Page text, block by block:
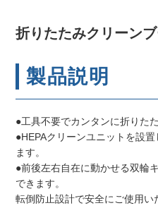
折りたたみクリーン
製品説明
●工具不要でカンタンに折りた
●HEPAクリーンユニットを設
ます。
●前後左右自在に動かせる双輪
できます。
転倒防止設計で安全にご使用い